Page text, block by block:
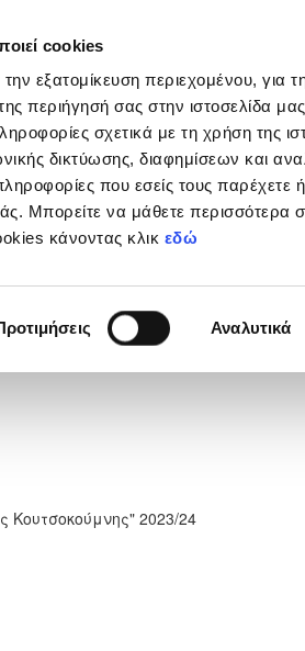
cookies
εξατομίκευση περιεχομένου, για
περιήγησή σας στην ιστοσελίδα
σχετικά με τη χρήση της
δικτύωσης, διαφημίσεων και
που εσείς τους παρέχετε
Μπορείτε να μάθετε περισσότερα
κάνοντας κλικ εδώ
Αναλυτικά
Διοργανώσεις
2023/24